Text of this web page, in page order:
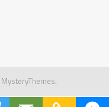
MysteryThemes.